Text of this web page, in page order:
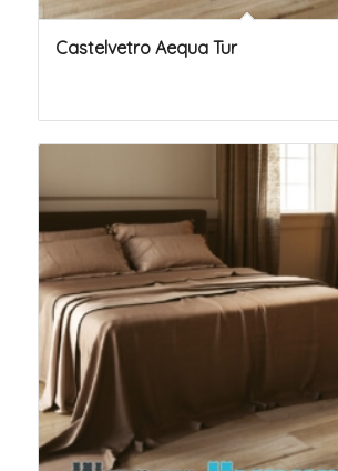
Castelvetro Aequa Tur